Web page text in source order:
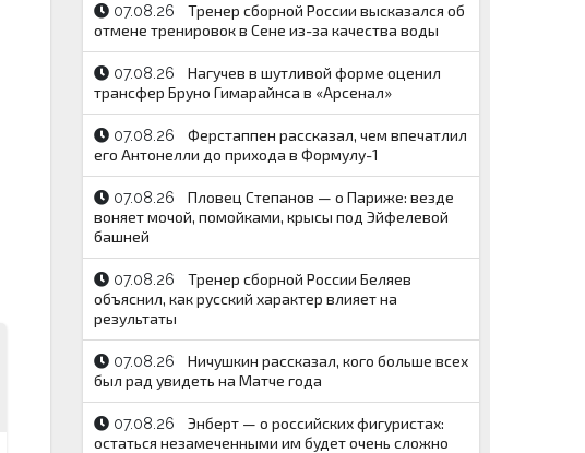
07.08.26
Тренер сборной России высказался об
отмене тренировок в Сене из-за качества воды
07.08.26
Нагучев в шутливой форме оценил
трансфер Бруно Гимарайнса в «Арсенал»
07.08.26
Ферстаппен рассказал, чем впечатлил
его Антонелли до прихода в Формулу-1
07.08.26
Пловец Степанов — о Париже: везде
воняет мочой, помойками, крысы под Эйфелевой
башней
07.08.26
Тренер сборной России Беляев
объяснил, как русский характер влияет на
результаты
07.08.26
Ничушкин рассказал, кого больше всех
был рад увидеть на Матче года
07.08.26
Энберт — о российских фигуристах:
остаться незамеченными им будет очень сложно